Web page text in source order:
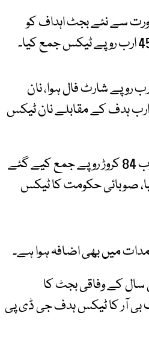
سے نئے بجٹ اہداف کو
میں بتایا گیا کہ پہلے 9 ماہ میں ٹیکس ریونیو میں 715 ارب روپے شارٹ فال ہوا، نان
ٹیکس ریونیو کی مد میں 4 ہزار 27 ارب روپے جمع ہوئے اور 3956 ارب ہدف کے مقابلے نان ٹیکس
ذرائع نے بتایا کہ پہلے 9 ماہ میں پیٹرولیم لیوی کی مد میں 833 ارب 84 کروڑ روپے جمع کیے گئے
روپے ٹیکس جمع کیا، صوبائی حکومت کا ٹیکس
میں بھی اضافہ ہوا ہے۔
سال کے وفاقی بجٹ کا
ایف بی آر کا ٹیکس ہدف جی ڈی پی